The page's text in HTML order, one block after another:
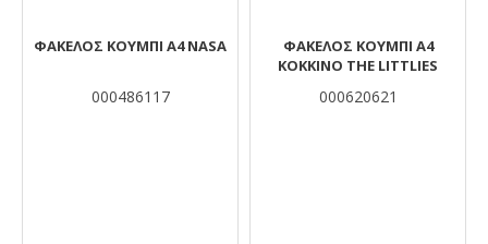
ΦΑΚΕΛΟΣ ΚΟΥΜΠΙ Α4 NASA
000486117
ΦΆΚΕΛΟΣ ΚΟΥΜΠΊ Α4
ΚΌΚΚΙΝΟ THE LITTLIES
000620621